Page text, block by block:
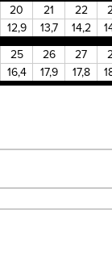
20 21 22
12,9 13,7 14,2
25 26 27
16,4 17,9 17,8